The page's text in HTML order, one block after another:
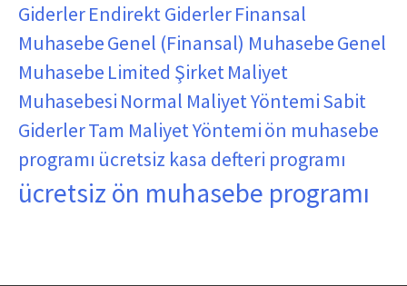
GiderlerEndirekt GiderlerFinansal
MuhasebeGenel (Finansal) MuhasebeGenel
Muhasebe Limited ŞirketMaliyet
Muhasebesi Normal Maliyet YöntemiSabit
GiderlerTam Maliyet Yöntemiön muhasebe
programı ücretsiz kasa defteri programı
ücretsiz ön muhasebe programı